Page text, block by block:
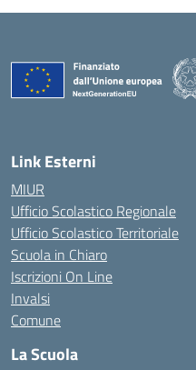
Link Esterni
MIUR
Ufficio Scolastico Regionale
Ufficio Scolastico Territoriale
Scuola in Chiaro
Iscrizioni On Line
Invalsi
Comune
La Scuola